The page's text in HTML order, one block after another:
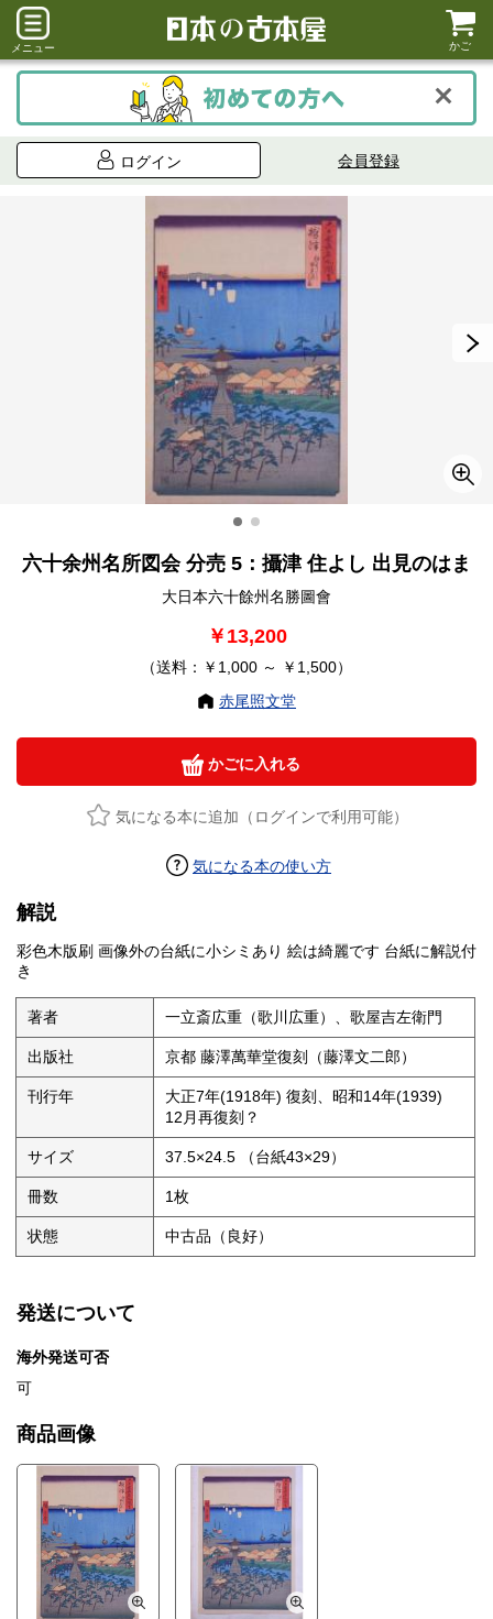
メニュー かご
ログイン 会員登録
六十余州名所図会 分売 5：攝津 住よし 出見のはま
大日本六十餘州名勝圖會
￥13,200
（送料：￥1,000 ～ ￥1,500）
赤尾照文堂
かごに入れる
気になる本に追加（ログインで利用可能）
気になる本の使い方
解説
彩色木版刷 画像外の台紙に小シミあり 絵は綺麗です 台紙に解説付
き
著者 一立斎広重（歌川広重）、歌屋吉左衛門
出版社 京都 藤澤萬華堂復刻（藤澤文二郎）
刊行年
大正7年(1918年) 復刻、昭和14年(1939)
12月再復刻？
サイズ 37.5×24.5 （台紙43×29）
冊数 1枚
状態 中古品（良好）
発送について
海外発送可否
可
商品画像